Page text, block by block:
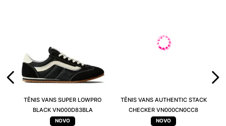
TÊNIS VANS SUPER LOWPRO
BLACK VN000D83BLA
TÊNIS VANS AUTHENTIC STACK
CHECKER VN000CN0CC8